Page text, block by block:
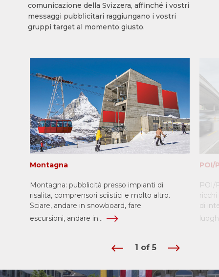
comunicazione della Svizzera, affinché i vostri
messaggi pubblicitari raggiungano i vostri
gruppi target al momento giusto.
Montagna
Montagna: pubblicità presso impianti di
risalita, comprensori sciistici e molto altro.
Sciare, andare in snowboard, fare
escursioni, andare in...
POI/
POI/
di
1 of 5